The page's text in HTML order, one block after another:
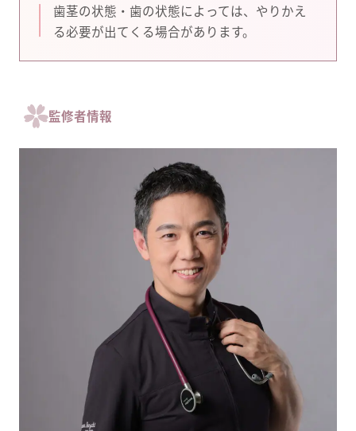
歯茎の状態・歯の状態によっては、やりかえ
る必要が出てくる場合があります。
監修者情報